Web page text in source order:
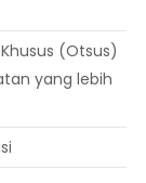
(Otsus)
yang lebih